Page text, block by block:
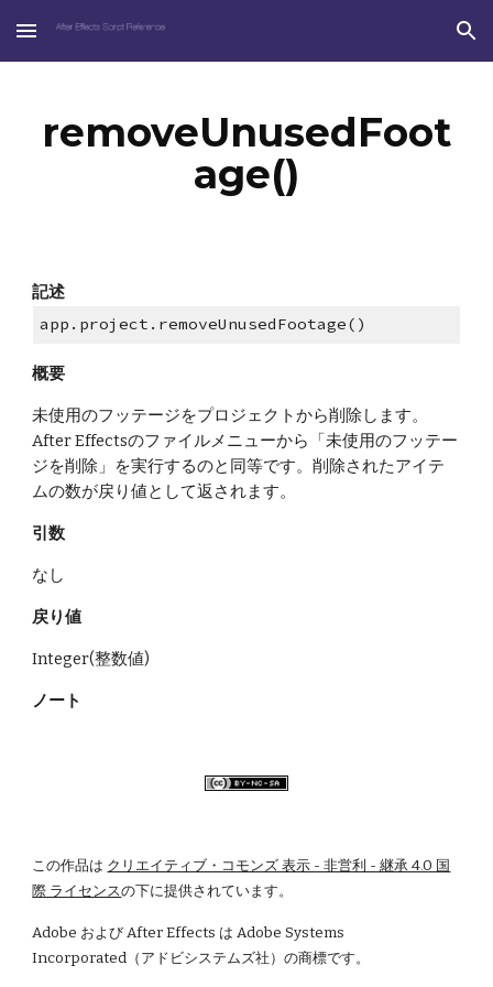
Skip to main content Skip to navigation
removeUnusedFoot
age()
記述
app.project.removeUnusedFootage()
概要
未使用のフッテージをプロジェクトから削除します。
After Effectsのファイルメニューから「未使用のフッテー
ジを削除」を実行するのと同等です。削除されたアイテ
ムの数が戻り値として返されます。
引数
なし
戻り値
Integer(整数値)
ノート
この作品は クリエイティブ・コモンズ 表示 - 非営利 - 継承 4.0 国
際 ライセンスの下に提供されています。
Adobe および After Effects は Adobe Systems
Incorporated（アドビシステムズ社）の商標です。